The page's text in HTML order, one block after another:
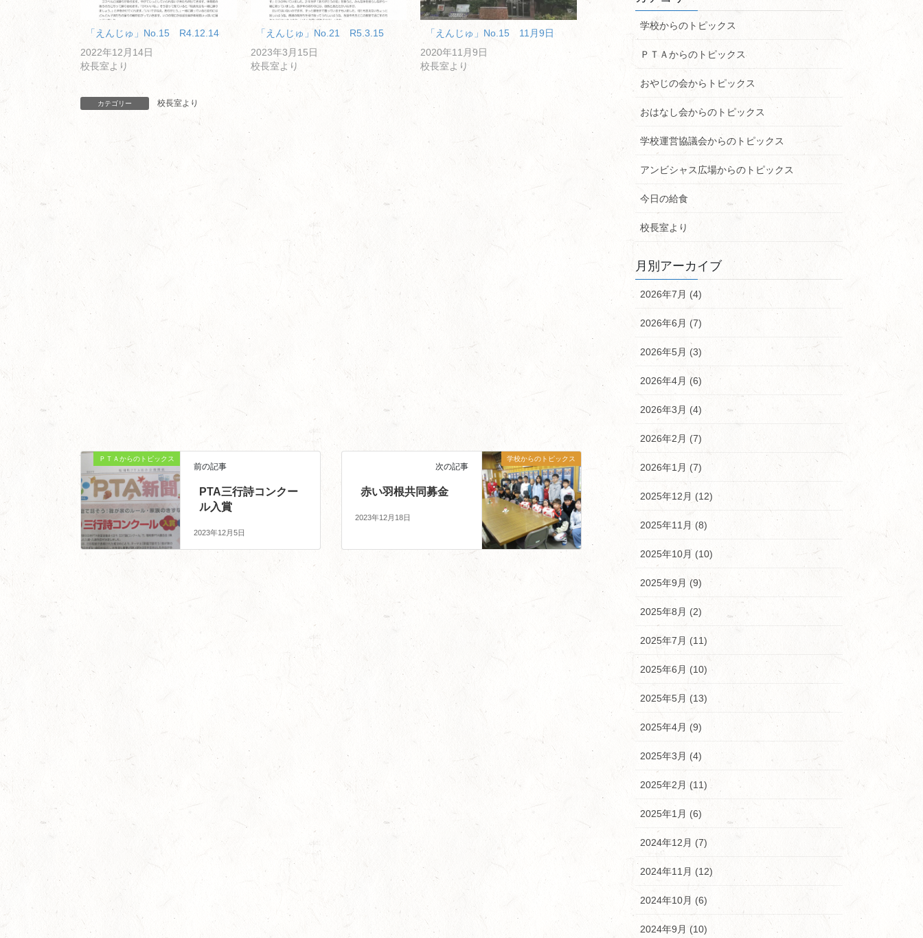
「えんじゅ」No.15 R4.12.14
2022年12月14日
校長室より
「えんじゅ」No.21 R5.3.15
2023年3月15日
校長室より
「えんじゅ」No.15 11月9日
2020年11月9日
校長室より
カテゴリー 校長室より
ＰＴＡからのトピックス
前の記事
PTA三行詩コンクー
ル入賞
2023年12月5日
学校からのトピックス
次の記事
赤い羽根共同募金
2023年12月18日
学校からのトピックス
ＰＴＡからのトピックス
おやじの会からトピックス
おはなし会からのトピックス
学校運営協議会からのトピックス
アンビシャス広場からのトピックス
今日の給食
校長室より
月別アーカイブ
2026年7月 (4)
2026年6月 (7)
2026年5月 (3)
2026年4月 (6)
2026年3月 (4)
2026年2月 (7)
2026年1月 (7)
2025年12月 (12)
2025年11月 (8)
2025年10月 (10)
2025年9月 (9)
2025年8月 (2)
2025年7月 (11)
2025年6月 (10)
2025年5月 (13)
2025年4月 (9)
2025年3月 (4)
2025年2月 (11)
2025年1月 (6)
2024年12月 (7)
2024年11月 (12)
2024年10月 (6)
2024年9月 (10)